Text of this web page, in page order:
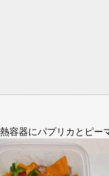
容器にパプリカとピ